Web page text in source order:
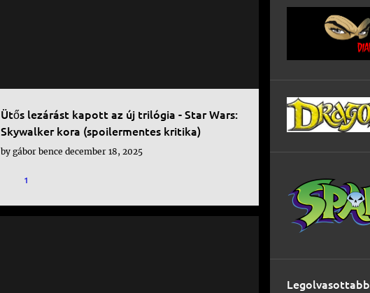
Ütős lezárást kapott az új trilógia - Star Wars:
Skywalker kora (spoilermentes kritika)
by gábor bence december 18, 2025
1
Legolvasottabb